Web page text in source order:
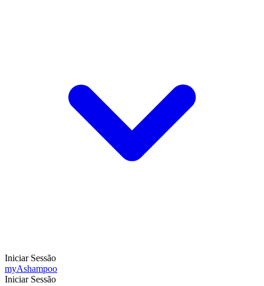
Iniciar Sessão
myAshampoo
Iniciar Sessão